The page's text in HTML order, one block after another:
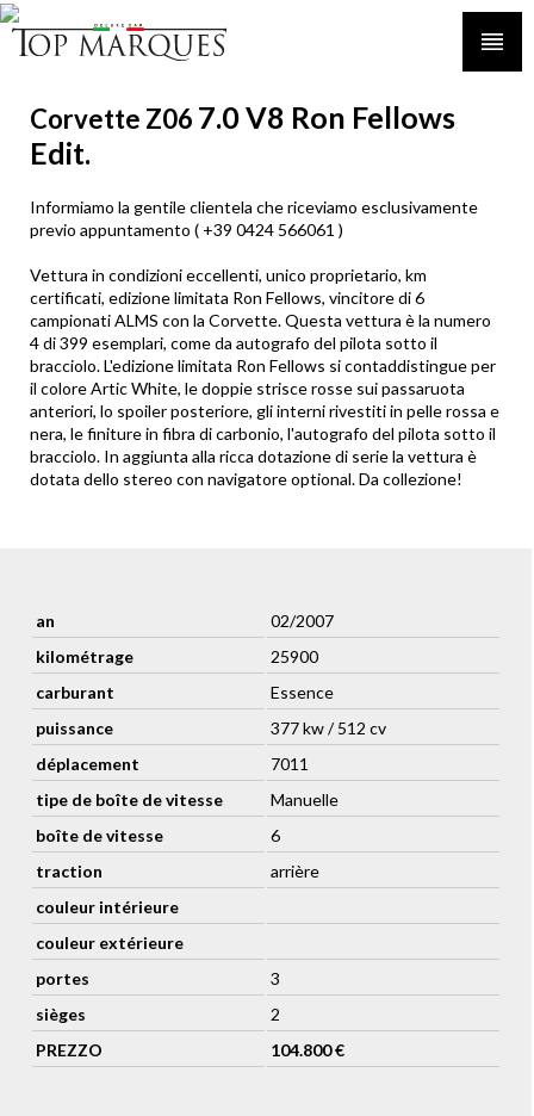
Corvette Z06 7.0 V8 Ron Fellows
Edit.
Informiamo la gentile clientela che riceviamo esclusivamente
previo appuntamento ( +39 0424 566061 )
Vettura in condizioni eccellenti, unico proprietario, km
certificati, edizione limitata Ron Fellows, vincitore di 6
campionati ALMS con la Corvette. Questa vettura è la numero
4 di 399 esemplari, come da autografo del pilota sotto il
bracciolo. L'edizione limitata Ron Fellows si contaddistingue per
il colore Artic White, le doppie strisce rosse sui passaruota
anteriori, lo spoiler posteriore, gli interni rivestiti in pelle rossa e
nera, le finiture in fibra di carbonio, l'autografo del pilota sotto il
bracciolo. In aggiunta alla ricca dotazione di serie la vettura è
dotata dello stereo con navigatore optional. Da collezione!
an
02/2007
kilométrage
25900
carburant
Essence
puissance
377 kw / 512 cv
déplacement
7011
tipe de boîte de vitesse
Manuelle
boîte de vitesse
6
traction
arrière
couleur intérieure
couleur extérieure
portes
3
sièges
2
PREZZO
104.800 €